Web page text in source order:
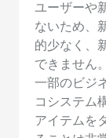
ユーザーや
ないため、
的少なく、
できません。
一部のビジ
コシステム
アイテムを